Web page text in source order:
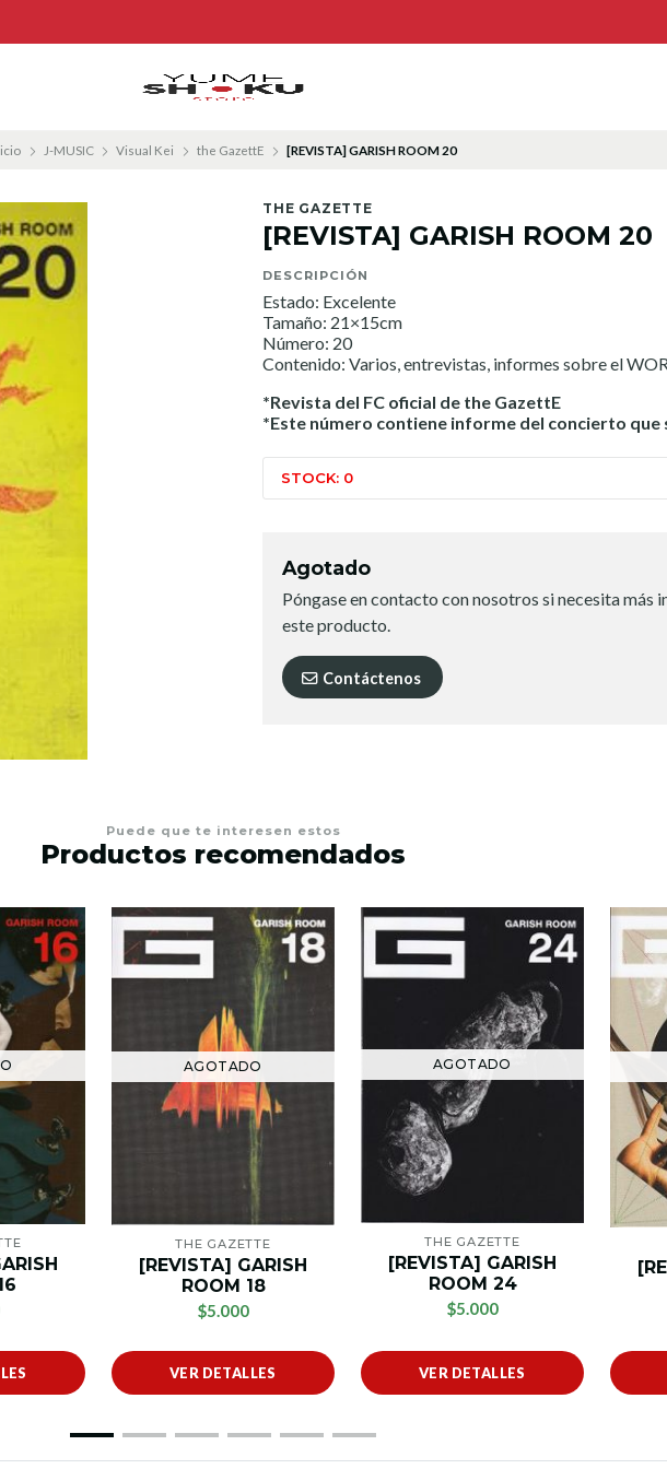
J-MUSIC Visual Kei the GazettE [REVISTA] GARISH ROOM 20
THE GAZETTE
[REVISTA] GARISH ROOM 20
DESCRIPCIÓN
Estado: Excelente
Tamaño: 21×15cm
Número: 20
Contenido: Varios, entrevistas, informes sobre el
*Revista del FC oficial de the GazettE
*Este número contiene informe del concierto que
STOCK: 0
Agotado
Póngase en contacto con nosotros si necesita más
este producto.
Contáctenos
Puede que te interesen estos
Productos recomendados
AGOTADO
THE GAZETTE
[REVISTA] GARISH
ROOM 18
$5.000
VER DETALLES
AGOTADO
THE GAZETTE
[REVISTA] GARISH
ROOM 24
$5.000
VER DETALLES